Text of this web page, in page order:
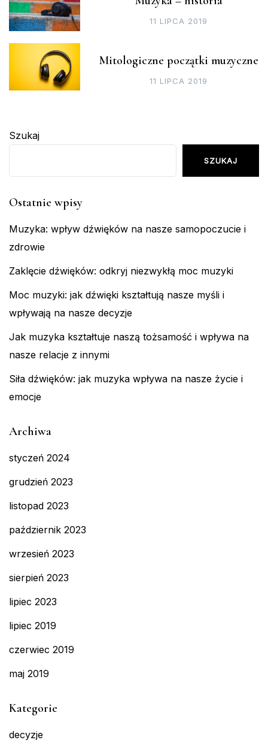
11 LIPCA 2019
Mitologiczne początki muzyczne
11 LIPCA 2019
Szukaj
SZUKAJ
Ostatnie wpisy
Muzyka: wpływ dźwięków na nasze samopoczucie i
zdrowie
Zaklęcie dźwięków: odkryj niezwykłą moc muzyki
Moc muzyki: jak dźwięki kształtują nasze myśli i
wpływają na nasze decyzje
Jak muzyka kształtuje naszą tożsamość i wpływa na
nasze relacje z innymi
Siła dźwięków: jak muzyka wpływa na nasze życie i
emocje
Archiwa
styczeń 2024
grudzień 2023
listopad 2023
październik 2023
wrzesień 2023
sierpień 2023
lipiec 2023
lipiec 2019
czerwiec 2019
maj 2019
Kategorie
decyzje